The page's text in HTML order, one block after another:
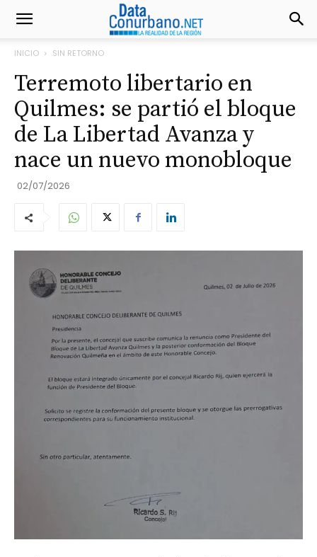
INICIO SIN RETORNO
Terremoto libertario en
Quilmes: se partió el bloque
de La Libertad Avanza y
nace un nuevo monobloque
02/07/2026